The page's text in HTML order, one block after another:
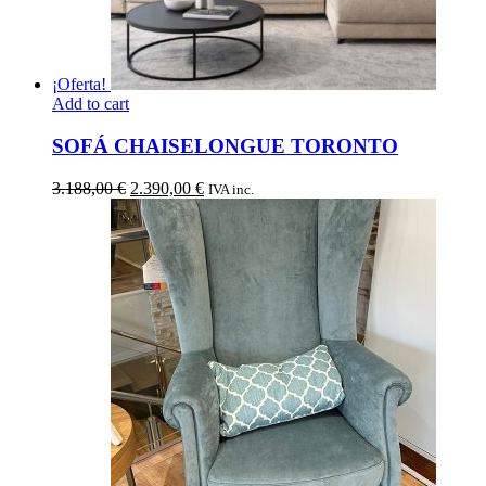
¡Oferta!
Add to cart
SOFÁ CHAISELONGUE TORONTO
3.188,00€ El
precio
original
era:
3.188,00 €.
2.390,00 €El
precio
actual
es:
2.390,00 €.
IVA inc.